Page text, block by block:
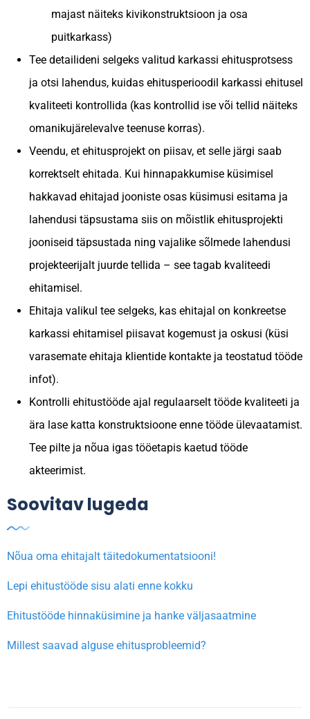
majast näiteks kivikonstruktsioon ja osa
puitkarkass)
Tee detailideni selgeks valitud karkassi ehitusprotsess
ja otsi lahendus, kuidas ehitusperioodil karkassi ehitusel
kvaliteeti kontrollida (kas kontrollid ise või tellid näiteks
omanikujärelevalve teenuse korras).
Veendu, et ehitusprojekt on piisav, et selle järgi saab
korrektselt ehitada. Kui hinnapakkumise küsimisel
hakkavad ehitajad jooniste osas küsimusi esitama ja
lahendusi täpsustama siis on mõistlik ehitusprojekti
jooniseid täpsustada ning vajalike sõlmede lahendusi
projekteerijalt juurde tellida – see tagab kvaliteedi
ehitamisel.
Ehitaja valikul tee selgeks, kas ehitajal on konkreetse
karkassi ehitamisel piisavat kogemust ja oskusi (küsi
varasemate ehitaja klientide kontakte ja teostatud tööde
infot).
Kontrolli ehitustööde ajal regulaarselt tööde kvaliteeti ja
ära lase katta konstruktsioone enne tööde ülevaatamist.
Tee pilte ja nõua igas tööetapis kaetud tööde
akteerimist.
Soovitav lugeda
Nõua oma ehitajalt täitedokumentatsiooni!
Lepi ehitustööde sisu alati enne kokku
Ehitustööde hinnaküsimine ja hanke väljasaatmine
Millest saavad alguse ehitusprobleemid?